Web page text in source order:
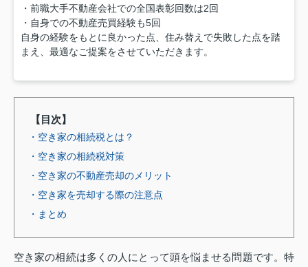
・前職大手不動産会社での全国表彰回数は2回
・自身での不動産売買経験も5回
自身の経験をもとに良かった点、住み替えで失敗した点を踏
まえ、最適なご提案をさせていただきます。
【目次】
・空き家の相続税とは？
・空き家の相続税対策
・空き家の不動産売却のメリット
・空き家を売却する際の注意点
・まとめ
空き家の相続は多くの人にとって頭を悩ませる問題です。特